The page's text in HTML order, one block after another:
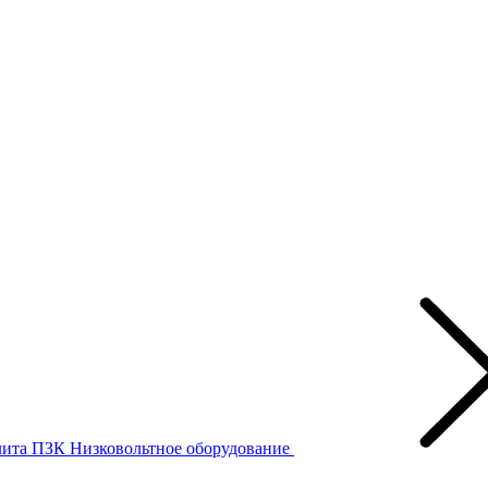
ПЗК Низковольтное оборудование